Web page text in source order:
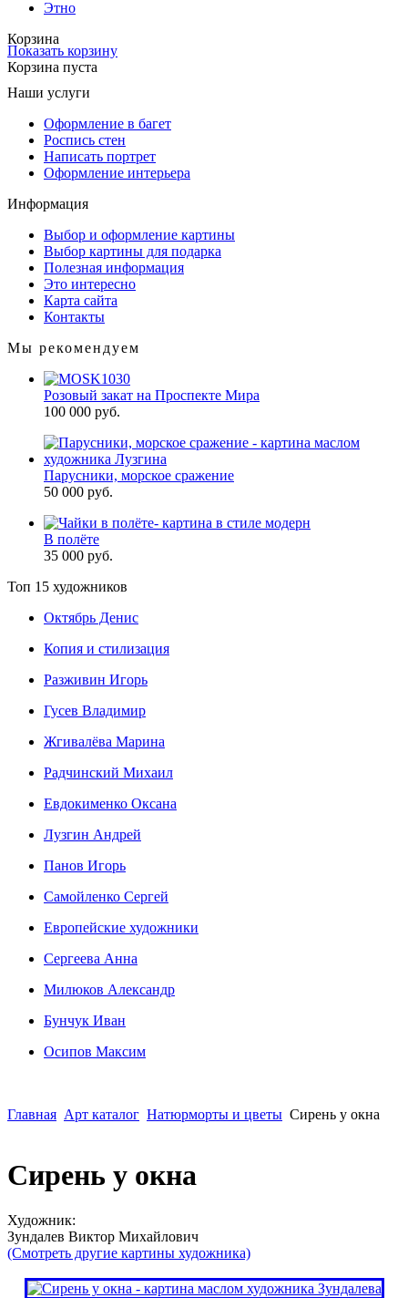
Этно
Корзина
Показать корзину
Корзина пуста
Наши услуги
Оформление в багет
Роспись стен
Написать портрет
Оформление интерьера
Информация
Выбор и оформление картины
Выбор картины для подарка
Полезная информация
Это интересно
Карта сайта
Контакты
Мы рекомендуем
Розовый закат на Проспекте Мира
100 000 руб.
Парусники, морское сражение
50 000 руб.
В полёте
35 000 руб.
Топ 15 художников
Октябрь Денис
Копия и стилизация
Разживин Игорь
Гусев Владимир
Жгивалёва Марина
Радчинский Михаил
Евдокименко Оксана
Лузгин Андрей
Панов Игорь
Сaмoйленко Сергей
Европейские художники
Сергеева Анна
Милюков Александр
Бунчук Иван
Осипoв Максим
Главная Арт каталог Натюрморты и цветы Сирень у окна
Сирень у окна
Художник:
Зундалев Виктор Михайлович
(Смотреть другие картины художника)